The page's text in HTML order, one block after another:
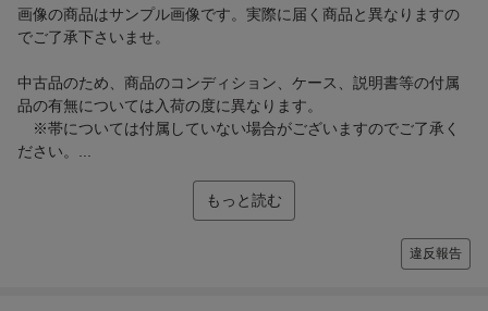
画像の商品はサンプル画像です。実際に届く商品と異なりますの
でご了承下さいませ。
中古品のため、商品のコンディション、ケース、説明書等の付属
品の有無については入荷の度に異なります。
※帯については付属していない場合がございますのでご了承く
ださい。...
もっと読む
違反報告